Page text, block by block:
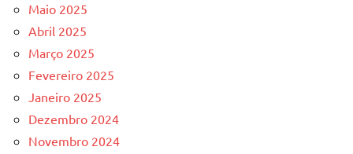
Maio 2025
Abril 2025
Março 2025
Fevereiro 2025
Janeiro 2025
Dezembro 2024
Novembro 2024